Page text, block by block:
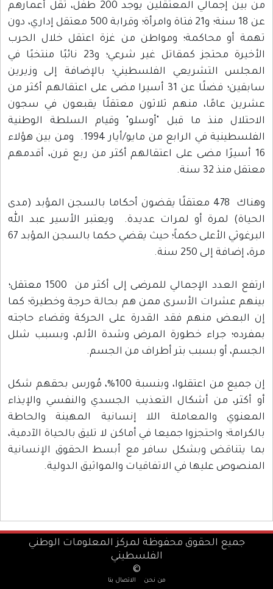
من بين إجمالي المعتقلين يوجد 200 طفل، تقل أعمارهم
عن 18 سنة؛ و21 فتاة وامرأة؛ وقرابة 500 معتقل إداري، دون
تهمة أو محاكمة؛ ومواطن من غزة اعتقل خلال الحرب
الأخيرة محتجز كمقاتل غير شرعي؛ و23 نائبًا منتخبًا في
المجلس التشريعي الفلسطيني؛ بالإضافة إلى وزيرين
سابقين؛ فضلًا عن 31 أسيرا مضى على اعتقالهم أكثر من
عشرين عامًا، منهم ثلاثون معتقلًا يقبعون في سجون
الاحتلال منذ ما قبل "أوسلو" وقيام السلطة الوطنية
الفلسطينية في الرابع من مايو/أيار 1994. ومن بين هؤلاء
16 أسيرًا مضى على اعتقالهم أكثر من ربع قرن، أقدمهم
معتقل منذ 32 سنة.
وهناك 478 معتقلًا يقضون أحكاما بالسجن المؤبد (مدى
الحياة) لمرة أو لمرات عديدة. ويعتبر الأسير عبد الله
البرغوثي الأعلى حكماً؛ حيث يقضي حكما بالسجن المؤبد 67
مرة، إضافة إلى 250 سنة.
ارتفع العدد الإجمالي للمرضى إلى أكثر من 1500 معتقل؛
بينهم عشرات الأسرى ممن هم بحالة حرجة وخطيرة؛ كما
إن البعض منهم فقد القدرة على الحركة وقضاء حاجته
بمفرده؛ جراء خطورة المرض وشدة الألم، وبسبب شلل
الجسم، أو بسبب بتر أطراف من الجسم.
إن جميع من اعتقلوا، وبنسبة 100%، مُورس بحقهم شكل
أو أكثر، من أشكال التعذيب الجسدي والنفسي والإيذاء
المعنوي والمعاملة اللا إنسانية المهينة والحاطة
بالكرامة؛ واحتجزوا جميعا في أماكن لا تليق بالحياة الآدمية،
بما يتناقض وبشكل سافر مع أبسط الحقوق الإنسانية
المنصوص عليها في الاتفاقيات والمواثيق الدولية.
جميع الحقوق محفوظة لمركز المعلومات الوطني
الفلسطيني
©
من نحن الاتصال بنا